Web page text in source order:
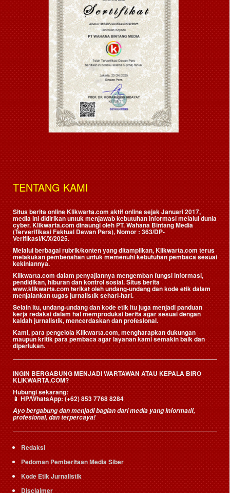
TENTANG KAMI
Situs berita online Klikwarta.com aktif online sejak Januari 2017,
media ini didirikan untuk menjawab kebutuhan informasi melalui dunia
cyber. Klikwarta.com dinaungi oleh PT. Wahana Bintang Media
(Terverifikasi Faktual Dewan Pers), Nomor : 363/DP-
Verifikasi/K/X/2025.
Melalui berbagai rubrik/konten yang ditampilkan, Klikwarta.com terus
melakukan pembenahan untuk memenuhi kebutuhan pembaca sesuai
kekiniannya.
Klikwarta.com dalam penyajiannya mengemban fungsi informasi,
pendidikan, hiburan dan kontrol sosial. Situs berita
www.klikwarta.com terikat oleh undang-undang dan kode etik dalam
menjalankan tugas jurnalistik sehari-hari.
Selain itu, undang-undang dan kode etik itu juga menjadi panduan
kerja redaksi dalam hal memproduksi berita agar sesuai dengan
kaidah jurnalistik, mencerdaskan dan profesional.
Kami, para pengelola Klikwarta.com, mengharapkan dukungan
maupun kritik para pembaca agar layanan kami semakin baik dan
diperlukan.
INGIN BERGABUNG MENJADI WARTAWAN ATAU KEPALA BIRO
KLIKWARTA.COM?
Hubungi sekarang:
📱HP/WhatsApp:(+62) 853 7768 8284
Ayo bergabung dan menjadi bagian dari media yang informatif,
profesional, dan terpercaya!
Redaksi
Pedoman Pemberitaan Media Siber
Kode Etik Jurnalistik
Disclaimer